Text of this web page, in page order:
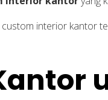
interior kantor